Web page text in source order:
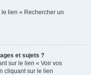
lien « Rechercher un
et sujets ?
sur le lien « Voir vos
cliquant sur le lien